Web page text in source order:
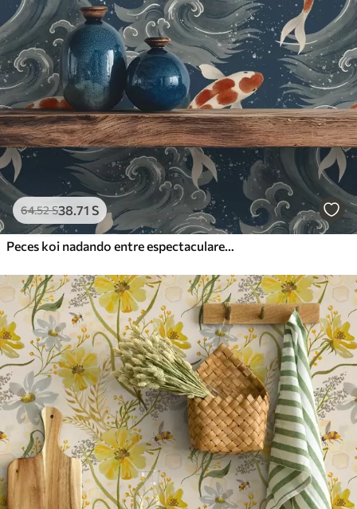
64.52S38.71 S
Peces koi nadando entre espectaculares olas oceánicas